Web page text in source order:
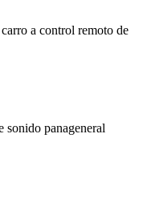
a control remoto de
sonido panageneral